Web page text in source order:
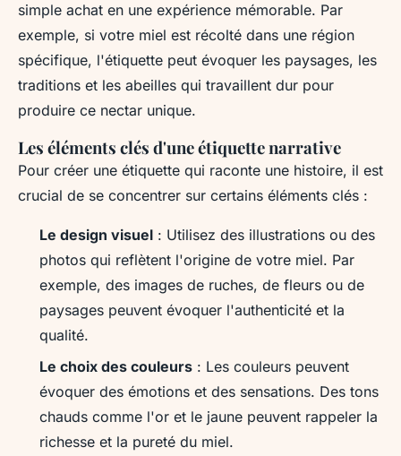
simple achat en une expérience mémorable. Par
exemple, si votre miel est récolté dans une région
spécifique, l'étiquette peut évoquer les paysages, les
traditions et les abeilles qui travaillent dur pour
produire ce nectar unique.
Les éléments clés d'une étiquette narrative
Pour créer une étiquette qui raconte une histoire, il est
crucial de se concentrer sur certains éléments clés :
Le design visuel : Utilisez des illustrations ou des
photos qui reflètent l'origine de votre miel. Par
exemple, des images de ruches, de fleurs ou de
paysages peuvent évoquer l'authenticité et la
qualité.
Le choix des couleurs : Les couleurs peuvent
évoquer des émotions et des sensations. Des tons
chauds comme l'or et le jaune peuvent rappeler la
richesse et la pureté du miel.